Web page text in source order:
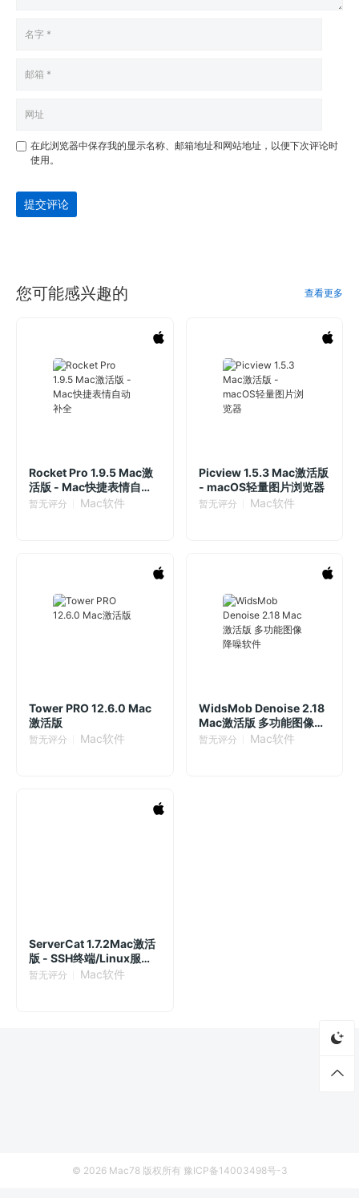
在此浏览器中保存我的显示名称、邮箱地址和网站地址，以便下次评论时
使用。
提交评论
您可能感兴趣的 查看更多
Rocket Pro 1.9.5 Mac激
活版 - Mac快捷表情自动
补全
暂无评分 Mac软件
Picview 1.5.3 Mac激活版
- macOS轻量图片浏览器
暂无评分 Mac软件
Tower PRO 12.6.0 Mac
激活版
暂无评分 Mac软件
WidsMob Denoise 2.18
Mac激活版 多功能图像降
噪软件
暂无评分 Mac软件
ServerCat 1.7.2Mac激活
版 - SSH终端/Linux服务
器管理利器
暂无评分 Mac软件
© 2026 Mac78版权所有 豫ICP备14003498号-3